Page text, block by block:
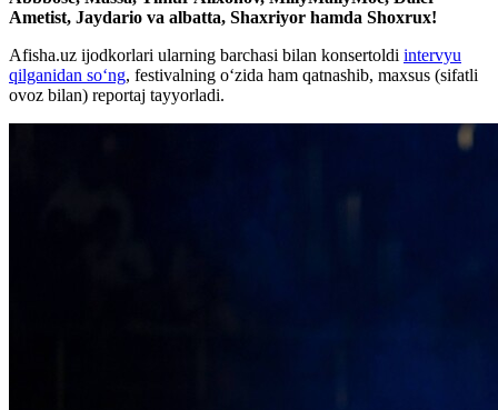
Ametist, Jaydario va albatta, Shaxriyor hamda Shoxrux!
Afisha.uz ijodkorlari ularning barchasi bilan konsertoldi intervyu
qilganidan so‘ng, festivalning o‘zida ham qatnashib, maxsus (sifatli
ovoz bilan) reportaj tayyorladi.